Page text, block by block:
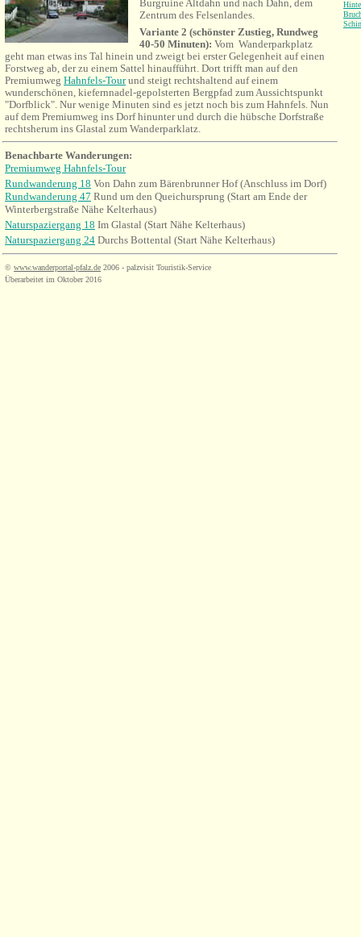
Burgruine Altdahn und nach Dahn, dem
Zentrum des Felsenlandes.
Variante 2 (schönster Zustieg, Rundweg
40-50 Minuten): Vom Wanderparkplatz
geht man etwas ins Tal hinein und zweigt bei erster Gelegenheit auf einen
Forstweg ab, der zu einem Sattel hinaufführt. Dort trifft man auf den
Premiumweg Hahnfels-Tourund steigt rechtshaltend auf einem
wunderschönen, kiefernnadel-gepolsterten Bergpfad zum Aussichtspunkt
"Dorfblick". Nur wenige Minuten sind es jetzt noch bis zum Hahnfels. Nun
auf dem Premiumweg ins Dorf hinunter und durch die hübsche Dorfstraße
rechtsherum ins Glastal zum Wanderparklatz.
Benachbarte Wanderungen:
Premiumweg Hahnfels-Tour
Rundwanderung 18 Von Dahn zum Bärenbrunner Hof(Anschluss im Dorf)
Rundwanderung 47 Rund um den Queichursprung (Start am Ende der
Winterbergstraße Nähe Kelterhaus)
Naturspaziergang 18 Im Glastal (Start Nähe Kelterhaus)
Naturspaziergang 24 Durchs Bottental (Start Nähe Kelterhaus)
© www.wanderportal-pfalz.de 2006 - palzvisit Touristik-Service
Überarbeitet im Oktober 2016